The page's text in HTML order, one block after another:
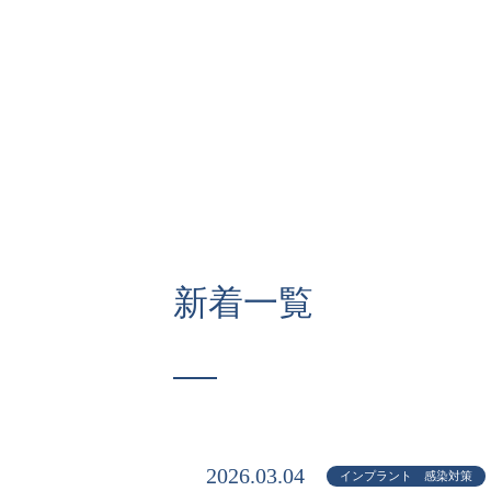
新着一覧
2026.03.04 インプラント 感染対策